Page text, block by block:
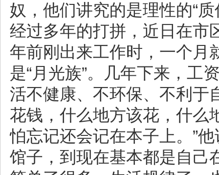
奴，他们讲究的是理性的“
经过多年的打拼，近日在市
年前刚出来工作时，一个月
是“月光族”。几年下来，工
活不健康、不环保、不利于
花钱，什么地方该花，什么
怕忘记还会记在本子上。”
馆子，到现在基本都是自己